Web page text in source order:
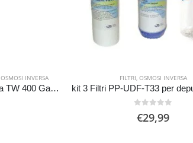
OSMOSI INVERSA
Membrana Osmosi Inversa TW 400 Galloni Depuratore Purificatore
FILTRI OSMOSI INVERSA
€29,99